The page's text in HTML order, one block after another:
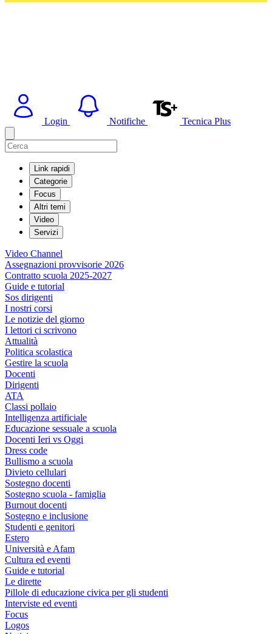
Login Notifiche Tecnica Plus
Link rapidi
Categorie
Focus
Altri temi
Video
Servizi
Video Channel
Assegnazioni provvisorie 2026
Contratto scuola 2025-2027
Guide e tutorial
Sos dirigenti
I nostri corsi
Le notizie del giorno
I lettori ci scrivono
Attualità
Politica scolastica
Gestire la scuola
Docenti
Dirigenti
ATA
Classi pollaio
Intelligenza artificiale
Educazione sessuale a scuola
Docenti Ieri vs Oggi
Dress code
Bullismo a scuola
Divieto cellulari
Sostegno docenti
Sostegno scuola - famiglia
Burnout docenti
Sostegno e inclusione
Studenti e genitori
Estero
Università e Afam
Cultura ed eventi
Guide e tutorial
Le dirette
Pillole di educazione civica per gli studenti
Interviste ed eventi
Focus
Logos